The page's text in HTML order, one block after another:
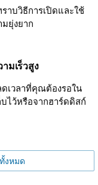
บวิธีการเปิดและใช้
มยุ่งยาก
มเร็วสูง
ดเวลาที่คุณต้องรอใน
ว้หรือจากฮาร์ดดิสก์
งหมด